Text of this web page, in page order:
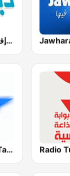
Diwan FM (ديوان إف إم)
Mosaique FM Tarab (موزاييك إف إم)